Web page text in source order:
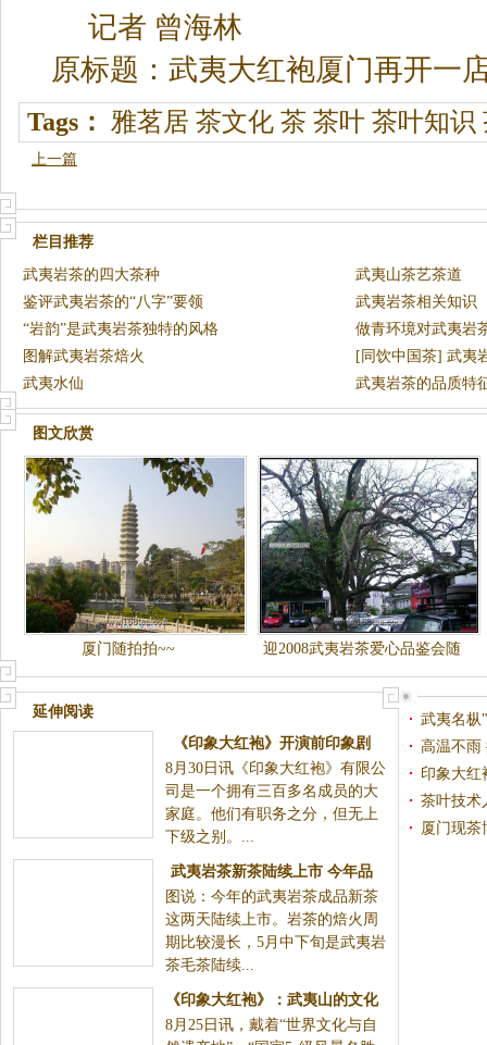
记者 曾海林
原标题：武夷大红袍厦门再开一
Tags： 雅茗居 茶文化 茶 茶叶 茶叶知识
上一篇
栏目推荐
武夷岩茶的四大茶种
武夷山茶艺茶道
鉴评武夷岩茶的“八字”要领
武夷岩茶相关知识
“岩韵”是武夷岩茶独特的风格
做青环境对武夷岩
图解武夷岩茶焙火
[同饮中国茶] 武夷
武夷水仙
武夷岩茶的品质特
图文欣赏
厦门随拍拍~~
迎2008武夷岩茶爱心品鉴会随
拍
延伸阅读
《印象大红袍》开演前印象剧
场：热情是高效秘诀
8月30日讯《印象大红袍》有限公
司是一个拥有三百多名成员的大
家庭。他们有职务之分，但无上
下级之别。...
武夷岩茶新茶陆续上市 今年品
质会比去年高
图说：今年的武夷岩茶成品新茶
这两天陆续上市。岩茶的焙火周
期比较漫长，5月中下旬是武夷岩
茶毛茶陆续...
《印象大红袍》：武夷山的文化
品牌 世界的品牌
8月25日讯，戴着“世界文化与自
武夷名枞
高温不雨
印象大红
茶叶技术
厦门现茶